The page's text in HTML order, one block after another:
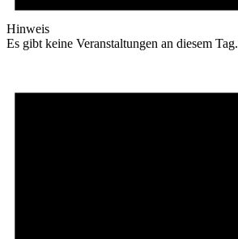
Hinweis
Es gibt keine Veranstaltungen an diesem Tag.